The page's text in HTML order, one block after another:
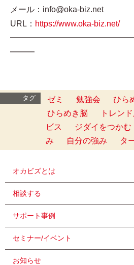
メール：info@oka-biz.net
URL： https://www.oka-biz.net/
━━━
タグ ゼミ 勉強会 ひら
ひらめき脳
トレン
ビス
ジダイをつかむ
み
自分の強み タ
オカビズとは
相談する
サポート事例
セミナー/イベント
お知らせ